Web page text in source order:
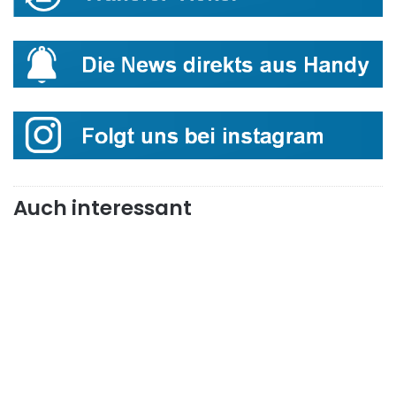
Auch interessant